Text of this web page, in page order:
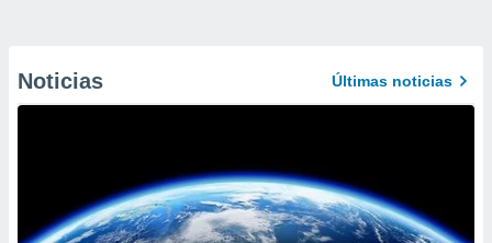
Noticias Últimas noticias